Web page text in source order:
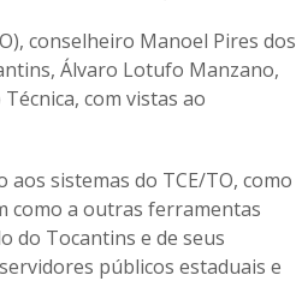
conselheiro Manoel Pires dos
Álvaro Lotufo Manzano,
com vistas ao
sistemas do TCE/TO, como
como a outras ferramentas
do Tocantins e de seus
públicos estaduais e